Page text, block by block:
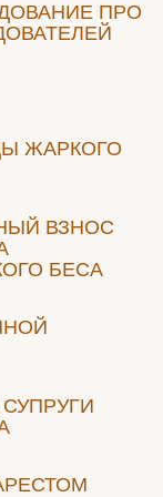
ПРО
ЖАРКОГО
ВЗНОС
БЕСА